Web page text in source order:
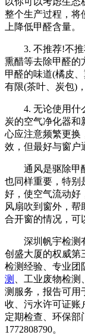
整个生产过程，将
上降低甲醛含量。
3. 不推荐!不推
熏醋等去除甲醛的
甲醛的味道(橘皮
有限(茶叶、炭包)
4. 无论使用什么
炭的空气净化器和
心应注意频繁更换
效，但最好与窗户
通风是驱除甲醛
也同样重要，特别
好，使空气流动好
风扇吹到窗外，帮
合开窗的情况，可
深圳帆宇检测有
创盛大厦的权威第
检测经验、专业团
测
、工业废物检
测服务，报告可用
收、污水许可证账
定期检查、环保部
1772808790。